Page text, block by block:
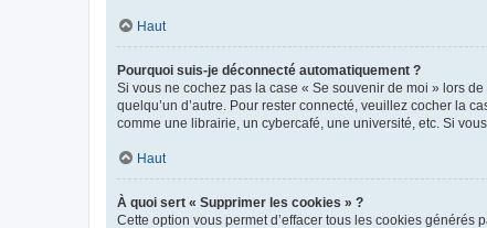
Haut
Pourquoi suis-je déconnecté automatiquement ?
Si vous ne cochez pas la case « Se souvenir de moi » lors
quelqu’un d’autre. Pour rester connecté, veuillez cocher la
comme une librairie, un cybercafé, une université, etc. Si
Haut
À quoi sert « Supprimer les cookies » ?
Cette option vous permet d’effacer tous les cookies